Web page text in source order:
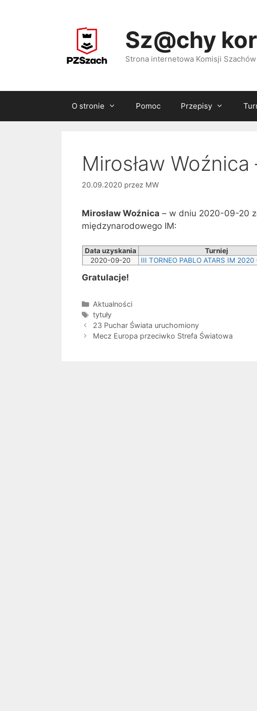
Sz@chy
Strona internetowa Komisji
O stronie Pomoc Przepisy
Mirosław
20.09.2020 przez MW
Mirosław Woźnica – w dniu 2020-09-20
międzynarodowego IM:
Data uzyskania Turniej
2020-09-20
III TORNEO PABLO ATARS IM 2020
Gratulacje!
Kategorie
Aktualności
Tagi
tytuły
23 Puchar Świata uruchomiony
Mecz Europa przeciwko Strefa Światowa